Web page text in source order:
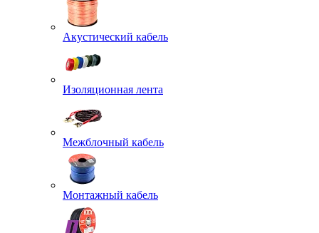
Акустический кабель
Изоляционная лента
Межблочный кабель
Монтажный кабель